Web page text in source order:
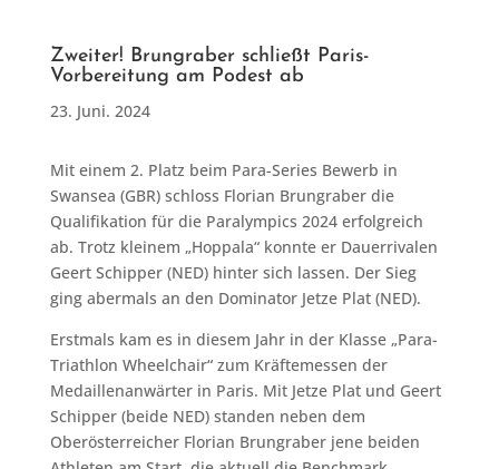
Zweiter! Brungraber schließt Paris-
Vorbereitung am Podest ab
23. Juni. 2024
Mit einem 2. Platz beim Para-Series Bewerb in
Swansea (GBR) schloss Florian Brungraber die
Qualifikation für die Paralympics 2024 erfolgreich
ab. Trotz kleinem „Hoppala“ konnte er Dauerrivalen
Geert Schipper (NED) hinter sich lassen. Der Sieg
ging abermals an den Dominator Jetze Plat (NED).
Erstmals kam es in diesem Jahr in der Klasse „Para-
Triathlon Wheelchair“ zum Kräftemessen der
Medaillenanwärter in Paris. Mit Jetze Plat und Geert
Schipper (beide NED) standen neben dem
Oberösterreicher Florian Brungraber jene beiden